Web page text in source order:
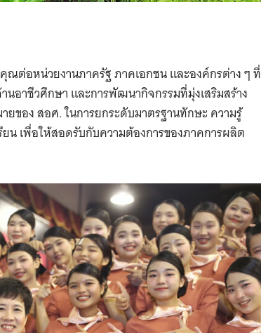
ต่อหน่วยงานภาครัฐ ภาคเอกชน และองค์กรต่าง ๆ ที่
อาชีวศึกษา และการพัฒนากิจกรรมที่มุ่งเสริมสร้าง
ของ สอศ. ในการยกระดับมาตรฐานทักษะความรู้
เพื่อให้สอดรับกับความต้องการของภาคการผลิต